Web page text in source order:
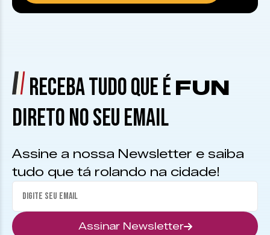
RECEBA TUDO QUE É FUN
DIRETO NO SEU EMAIL
Assine a nossa Newsletter e saiba
tudo que tá rolando na cidade!
Assinar Newsletter